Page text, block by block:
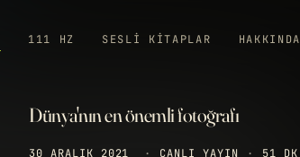
111 HZ SESLI KITAPLAR HAKKINDA
Dünya'nın en önemli fotoğrafı
30 ARALIK 2021 · CANLI YAYIN ·
51 DK